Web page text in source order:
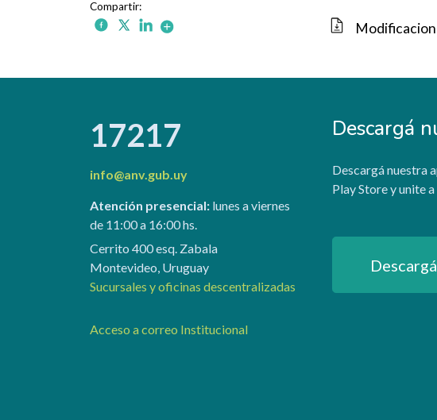
17217
info@anv.gub.uy
Atención presencial:lunes a viernes
de 11:00 a 16:00 hs.
Cerrito 400 esq. Zabala
Montevideo, Uruguay
Sucursales y oficinas descentralizadas
Acceso a correo Institucional
Descargá
Descargá nuestra
Play Store y unite